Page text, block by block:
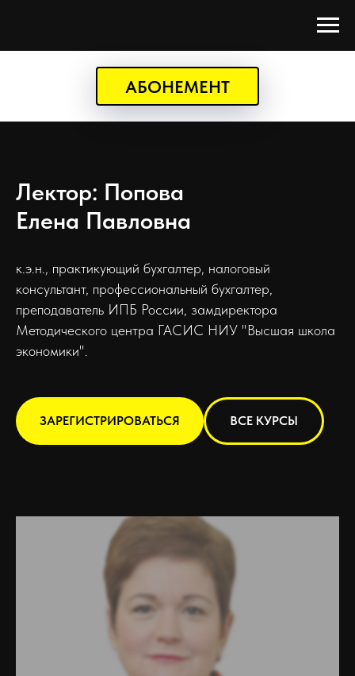
АБОНЕМЕНТ
Лектор: Попова
Елена Павловна
к.э.н., практикующий бухгалтер, налоговый
консультант, профессиональный бухгалтер,
преподаватель ИПБ России, замдиректора
Методического центра ГАСИС НИУ "Высшая школа
экономики".
ЗАРЕГИСТРИРОВАТЬСЯ ВСЕ КУРСЫ